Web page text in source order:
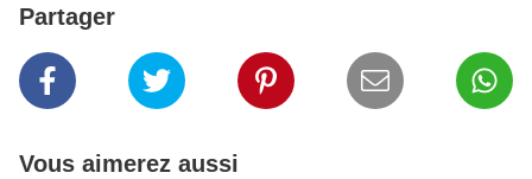
Partager
Vous aimerez aussi